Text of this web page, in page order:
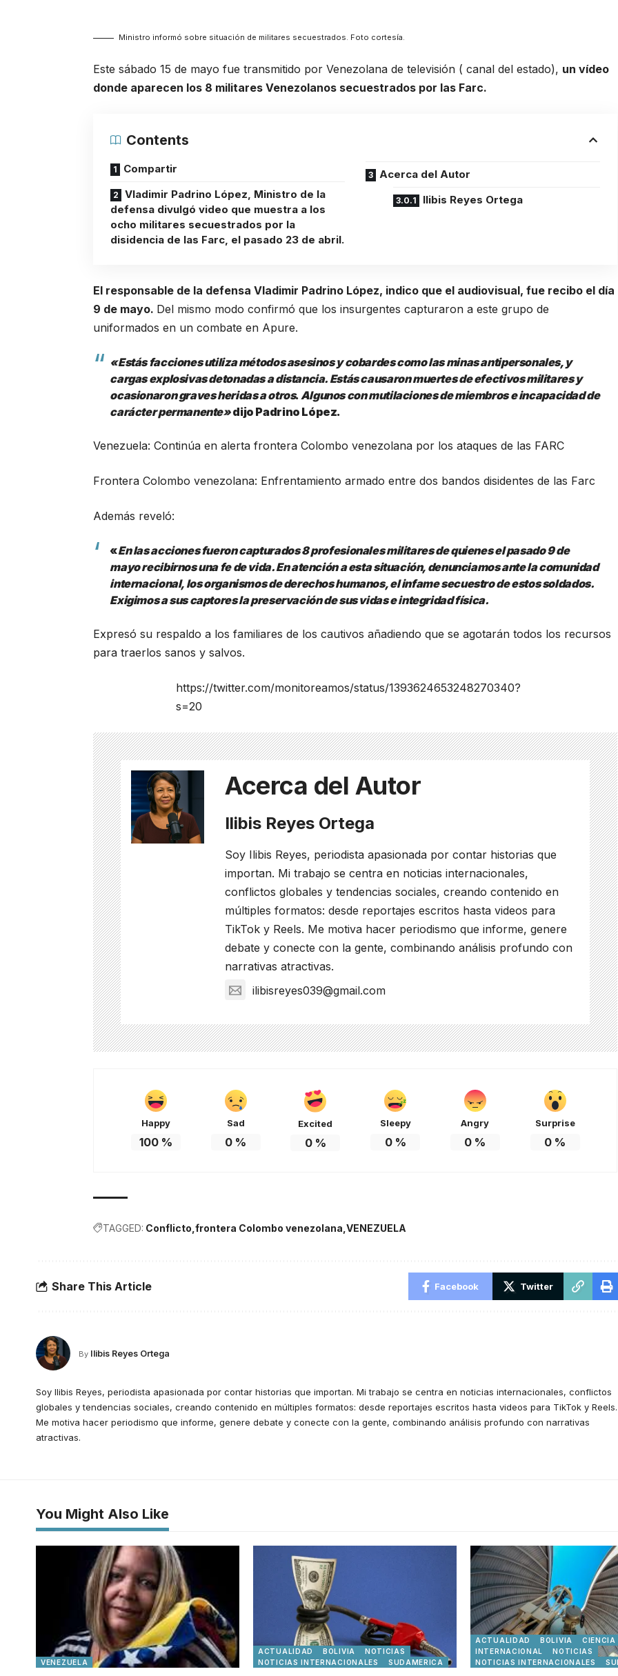
Ministro informó sobre situación de militares secuestrados. Foto cortesía.
Este sábado 15 de mayo fue transmitido por Venezolana de televisión ( canal del estado), un vídeo
donde aparecen los 8 militares Venezolanos secuestrados por las Farc.
Contents
Compartir
Vladimir Padrino López, Ministro de la
defensa divulgó video que muestra a los
ocho militares secuestrados por la
disidencia de las Farc, el pasado 23 de abril.
Acerca del Autor
Ilibis Reyes Ortega
El responsable de la defensa Vladimir Padrino López, indico que el audiovisual, fue recibo el día
9 de mayo. Del mismo modo confirmó que los insurgentes capturaron a este grupo de
uniformados en un combate en Apure.
«Estás facciones utiliza métodos asesinos y cobardes como las minas antipersonales, y
cargas explosivas detonadas a distancia. Estás causaron muertes de efectivos militares y
ocasionaron graves heridas a otros. Algunos con mutilaciones de miembros e incapacidad de
carácter permanente»dijo Padrino López.
Venezuela: Continúa en alerta frontera Colombo venezolana por los ataques de las FARC
Frontera Colombo venezolana: Enfrentamiento armado entre dos bandos disidentes de las Farc
Además reveló:
«En las acciones fueron capturados 8 profesionales militares de quienes el pasado 9 de
mayo recibirnos una fe de vida. En atención a esta situación, denunciamos ante la comunidad
internacional, los organismos de derechos humanos, el infame secuestro de estos soldados.
Exigimos a sus captores la preservación de sus vidas e integridad física.
Expresó su respaldo a los familiares de los cautivos añadiendo que se agotarán todos los recursos
para traerlos sanos y salvos.
https://twitter.com/monitoreamos/status/1393624653248270340?
s=20
Acerca del Autor
Ilibis Reyes Ortega
Soy Ilibis Reyes, periodista apasionada por contar historias que
importan. Mi trabajo se centra en noticias internacionales,
conflictos globales y tendencias sociales, creando contenido en
múltiples formatos: desde reportajes escritos hasta videos para
TikTok y Reels. Me motiva hacer periodismo que informe, genere
debate y conecte con la gente, combinando análisis profundo con
narrativas atractivas.
ilibisreyes039@gmail.com
Happy
100 %
Sad
0 %
Excited
0%
Sleepy
0%
Angry
0 %
Surprise
0 %
TAGGED: Conflicto frontera Colombo venezolana VENEZUELA
Share This Article Facebook Twitter
By Ilibis Reyes Ortega
Soy Ilibis Reyes, periodista apasionada por contar historias que importan. Mi trabajo se centra en noticias internacionales, conflictos
globales y tendencias sociales, creando contenido en múltiples formatos: desde reportajes escritos hasta videos para TikTok y Reels.
Me motiva hacer periodismo que informe, genere debate y conecte con la gente, combinando análisis profundo con narrativas
atractivas.
You Might Also Like
VENEZUELA
ACTUALIDAD BOLIVIA
NOTICIAS
NOTICIAS INTERNACIONALES
SUDAMERICA
ACTUALIDAD BOLIVIA
CIENCIA
INTERNACIONAL
NOTICIAS
NOTICIAS INTERNACIONALES